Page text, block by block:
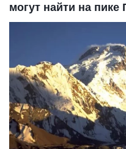
могут найти на